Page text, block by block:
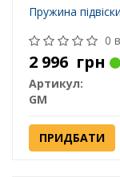
Пружина
0
2 996 грн
Артикул:
GM
ПРИДБАТИ